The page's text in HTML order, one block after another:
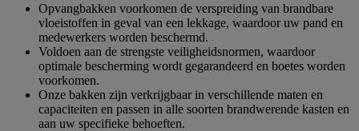
sterren.
Opvangbakken voorkomen de verspreiding van brandbare
vloeistoffen in geval van een lekkage, waardoor uw pand en
medewerkers worden beschermd.
Voldoen aan de strengste veiligheidsnormen, waardoor
optimale bescherming wordt gegarandeerd en boetes worden
voorkomen.
Onze bakken zijn verkrijgbaar in verschillende maten en
capaciteiten en passen in alle soorten brandwerende kasten en
aan uw specifieke behoeften.